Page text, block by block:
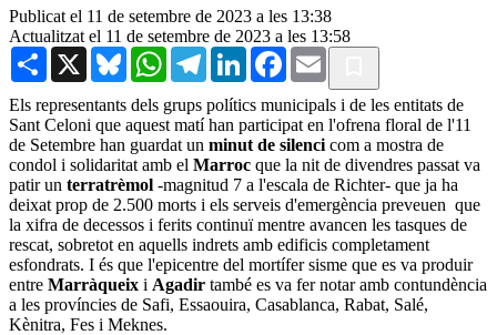
Publicat el 11 de setembre de 2023 a les 13:38
Actualitzat el 11 de setembre de 2023 a les 13:58
Share X BlueskyWhatsAppTelegramLinkedInFacebook
Email
Els representants dels grups polítics municipals i de les entitats de
Sant Celoni que aquest matí han participat en l'ofrena floral de l'11
de Setembre han guardat un minut de silenci com a mostra de
condol i solidaritat amb el Marroc que la nit de divendres passat va
patir un terratrèmol -magnitud 7 a l'escala de Richter- que ja ha
deixat prop de 2.500 morts i els serveis d'emergència preveuen que
la xifra de decessos i ferits continuï mentre avancen les tasques de
rescat, sobretot en aquells indrets amb edificis completament
esfondrats. I és que l'epicentre del mortífer sisme que es va produir
entre Marràqueix i Agadir també es va fer notar amb contundència
a les províncies de Safi, Essaouira, Casablanca, Rabat, Salé,
Kènitra, Fes i Meknes.